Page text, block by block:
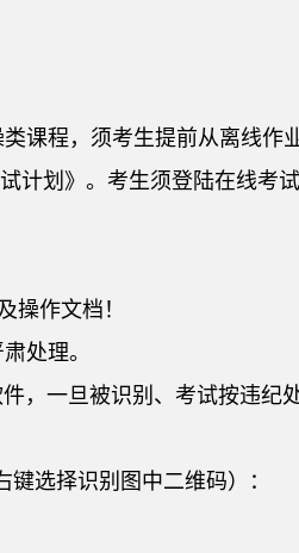
课程，须考生提前从离线作
计划》。考生须登陆在线考
操作文档！
处理。
，一旦被识别、考试按违纪
选择识别图中二维码）：